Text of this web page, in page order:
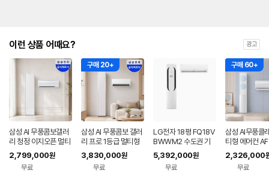
이런 상품 어때요? 광고
삼성 AI 무풍콤보갤러
리 청정 이지오픈 멀티
형 에어컨 AF80F17D
22WRS 기본설치포
2,799,000원
무료
구매 20+
삼성 AI 무풍콤보 갤러
리 프로 1등급 멀티형
에어컨 AF90H17D3
8ERS 기본설치포함
3,830,000원
무료
LG전자 18평 FQ18V
BWWM2 수도권 기
본설치 포함 투인원 에
어컨
5,392,000원
무료
구매 60+
삼성 AI무풍클
티형 에어컨
7D11LRS 프
블루 기본설치
2,326,000
무료